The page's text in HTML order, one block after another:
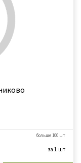
больше 100 шт
за 1 шт